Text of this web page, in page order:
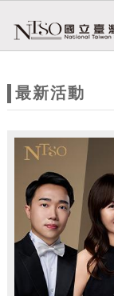
站
題
最新活動